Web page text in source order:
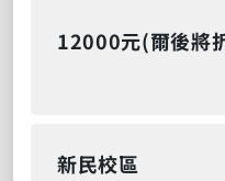
12000元(爾後將
新民校區